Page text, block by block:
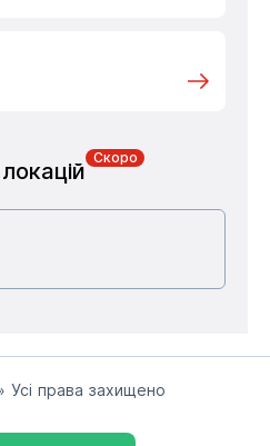
Скоро
права захищено